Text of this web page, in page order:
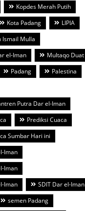
Kopdes Merah Putih
Kota Padang
LIPIA
Ismail Mulla
el-Iman
Multaqo Duat
Padang
Palestina
Putra Dar el-Iman
Prediksi Cuaca
Sumbar Hari ini
Iman
Iman
Iman
SDIT Dar el-Iman
semen Padang